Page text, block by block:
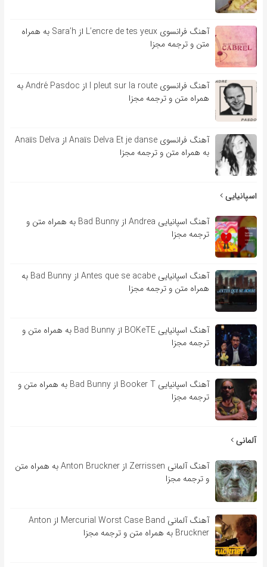
آهنگ فرانسوی L’encre de tes yeux از Sara’h به همراه
متن و ترجمه مجزا
آهنگ فرانسوی l pleut sur la route از André Pasdoc به
همراه متن و ترجمه مجزا
آهنگ فرانسوی Anaïs Delva Et je danse از Anaïs Delva
به همراه متن و ترجمه مجزا
اسپانیایی
آهنگ اسپانیایی Andrea از Bad Bunny به همراه متن و
ترجمه مجزا
آهنگ اسپانیایی Antes que se acabe از Bad Bunny به
همراه متن و ترجمه مجزا
آهنگ اسپانیایی BOKeTE از Bad Bunny به همراه متن و
ترجمه مجزا
آهنگ اسپانیایی Booker T از Bad Bunny به همراه متن و
ترجمه مجزا
آلمانی
آهنگ آلمانی Zerrissen از Anton Bruckner به همراه متن
و ترجمه مجزا
آهنگ آلمانی Mercurial Worst Case Band از Anton
Bruckner به همراه متن و ترجمه مجزا